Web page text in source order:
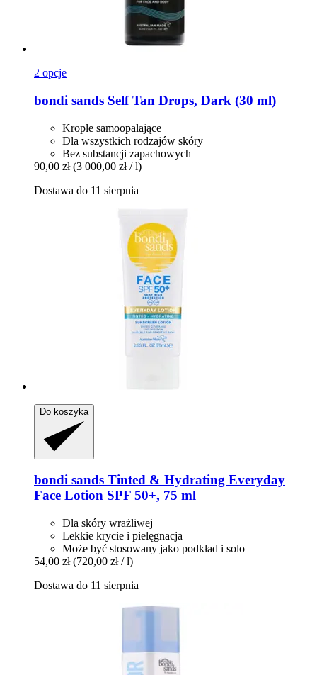
2 opcje
bondi sands Self Tan Drops, Dark (30 ml)
Krople samoopalające
Dla wszystkich rodzajów skóry
Bez substancji zapachowych
90,00 zł (3 000,00 zł / l)
Dostawa do 11 sierpnia
Do koszyka
bondi sands Tinted & Hydrating Everyday
Face Lotion SPF 50+, 75 ml
Dla skóry wrażliwej
Lekkie krycie i pielęgnacja
Może być stosowany jako podkład i solo
54,00 zł (720,00 zł / l)
Dostawa do 11 sierpnia